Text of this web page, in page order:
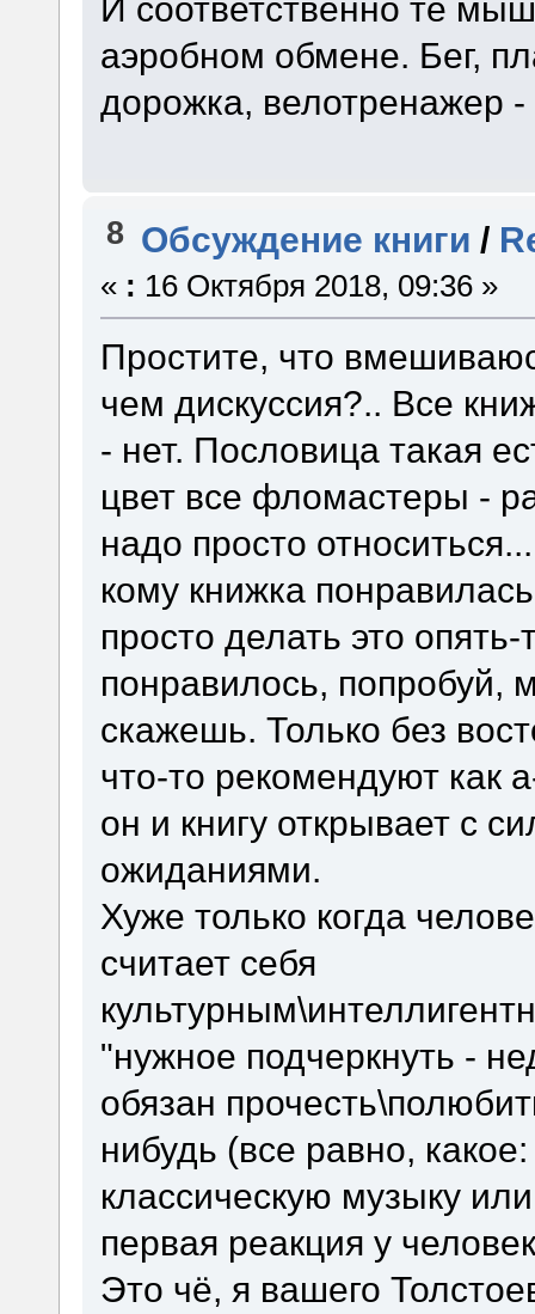
И соответственно те
аэробном обмене. Бег,
дорожка, велотренажер
8 Обсуждение книги /
« : 16 Октября 2018, 09:36 »
Простите, что
чем дискуссия?.. Все
- нет. Пословица такая
цвет все фломастеры -
надо просто
кому книжка
просто делать это
понравилось, попробуй,
скажешь. Только без
что-то рекомендуют как
он и книгу открывает с
ожиданиями.
Хуже только когда
считает себя
"нужное подчеркнуть -
обязан
нибудь (все равно,
классическую музыку
первая реакция у
Это чё, я вашего